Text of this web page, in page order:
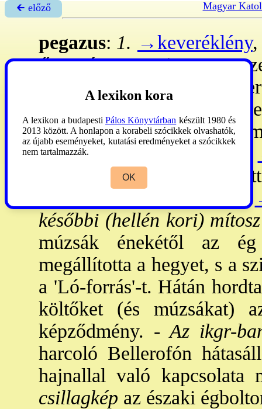
🡰 előző Magyar
pegazus: 1. →keveréklény
ősi mítoszszerint ~
Akkor született, amikor
megszületett,
rábízta a villámot és a
Korintus szikláján pihent,
segítségével
hátasállata lett, vele volt a
későbbi (hellén kori) mítosz
múzsák énekétől az
megállította a hegyet, s a
a 'Ló-forrás'-t. Hátán
költőket (és múzsákat)
képződmény. - Az ikgr-
harcoló Bellerofón
hajnallal való
csillagkép az északi
A lexikon kora
A lexikon a budapesti Pálos Könyvtárban készült 1980 és
2013 között. A honlapon a korabeli szócikkek olvashatók,
az újabb eseményeket, kutatási eredményeket a szócikkek
nem tartalmazzák.
OK